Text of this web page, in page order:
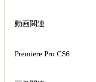
動画関連
Premiere Pro CS6